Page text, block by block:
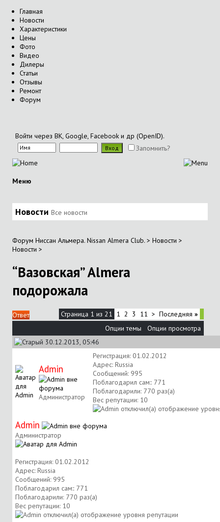
Главная
Новости
Характеристики
Цены
Фото
Видео
Дилеры
Статьи
Отзывы
Ремонт
Форум
Войти через ВК, Google, Facebook и др (OpenID).
Запомнить?
Меню
Новости Все новости
Форум Ниссан Альмера. Nissan Almera Club. > Новости >
Новости >
“Вазовская” Almera
подорожала
Ответ Страница 1 из 21 1 2 3 11 > Последняя »
Опции темы
Опции просмотра
30.12.2013, 05:46
Аdmin
Администратор
Регистрация: 01.02.2012
Адрес: Russia
Сообщений: 995
Поблагодарил сам:: 771
Поблагодарили: 770 раз(а)
Вес репутации: 10
Аdmin
Администратор
Регистрация: 01.02.2012
Адрес: Russia
Сообщений: 995
Поблагодарил сам:: 771
Поблагодарили: 770 раз(а)
Вес репутации: 10